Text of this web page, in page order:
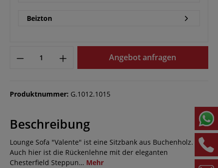
Beizton
Angebot anfragen
Produktnummer: G.1012.1015
Beschreibung
Lounge Sofa "Valente" ist eine Sitzbank aus Buchenholz.
Auch hier ist die Rückenlehne mit der eleganten
Chesterfield Steppun… Mehr